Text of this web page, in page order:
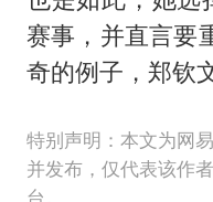
赛事，并直言要
奇的例子，郑钦
特别声明：本文为网
并发布，仅代表该作